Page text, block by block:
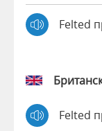
Felted
Felted